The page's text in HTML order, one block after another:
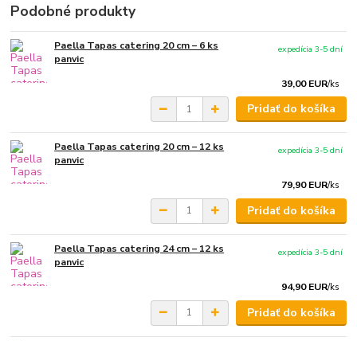
Podobné produkty
Paella Tapas catering 20 cm – 6 ks
panvic
39,00 EUR/ks
expedícia 3-5 dní
Pridať do košíka
Paella Tapas catering 20 cm – 12 ks
panvic
79,90 EUR/ks
expedícia 3-5 dní
Pridať do košíka
Paella Tapas catering 24 cm – 12 ks
panvic
94,90 EUR/ks
expedícia 3-5 dní
Pridať do košíka